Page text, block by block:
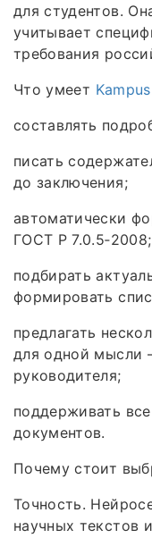
для студентов.
учитывает
требования
Что умеет
составлять
писать
до заключения;
автоматически
ГОСТ Р 7.0.5‑2008;
подбирать
формировать
предлагать
для одной мысли
руководителя;
поддерживать
документов.
Почему стоит
Точность.
научных текстов